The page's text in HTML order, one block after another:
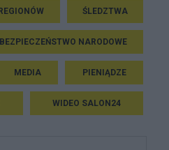
ŚLEDZTWA
BEZPIECZEŃSTWO NARODOWE
MEDIA PIENIĄDZE
WIDEO SALON24